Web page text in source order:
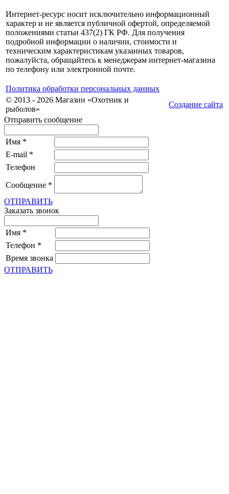
Интернет-ресурс носит исключительно информационный
характер и не является публичной офертой, определяемой
положениями статьи 437(2) ГК РФ. Для получения
подробной информации о наличии, стоимости и
техническим характеристикам указанных товаров,
пожалуйста, обращайтесь к менеджерам интернет-магазина
по телефону или электронной почте.
Политика обработки персональных данных
© 2013 - 2026 Магазин «Охотник и
рыболов»
Создание сайта
Отправить сообщение
Имя *
E-mail *
Телефон
Сообщение *
ОТПРАВИТЬ
Заказать звонок
Имя *
Телефон *
Время звонка
ОТПРАВИТЬ